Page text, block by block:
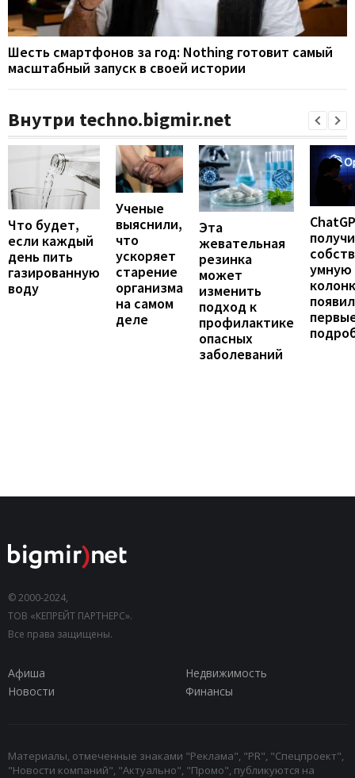
Шесть смартфонов за год: Nothing готовит самый
масштабный запуск в своей истории
Внутри techno.bigmir.net
Что будет,
если каждый
день пить
газированную
воду
Ученые
выяснили,
что
ускоряет
старение
организма
на самом
деле
Эта
жевательная
резинка
может
изменить
подход к
профилактике
опасных
заболеваний
умную
© 2000-2024,
ТОВ «КЕПРЕЙТ ПАРТНЕРС».
Все права защищены.
Афиша
Недвижимость
Новости
Финансы
Материалы, отмеченные знаками "Реклама", "PR", "Спецпроект",
"Новости компаний", "Актуально", "Промо", публикуются на